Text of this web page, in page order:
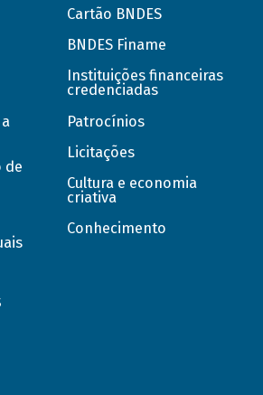
de
Cartão BNDES
BNDES Finame
Instituições financeiras
credenciadas
Patrocínios
Licitações
Cultura e economia
criativa
Conhecimento